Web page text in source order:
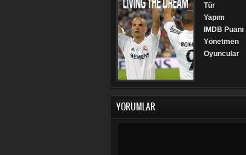
Tür
Yapım
IMDB Puanı
Yönetmen
Oyuncular
YORUMLAR